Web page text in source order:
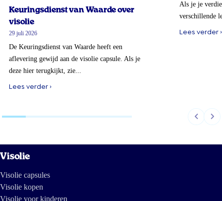
Keuringsdienst van Waarde over
visolie
29 juli 2026
De Keuringsdienst van Waarde heeft een
aflevering gewijd aan de visolie capsule. Als je
deze hier terugkijkt, zie...
Lees verder ›
Als je je
verschillende
Lees verder ›
Visolie
Visolie capsules
Visolie kopen
Visolie voor kinderen